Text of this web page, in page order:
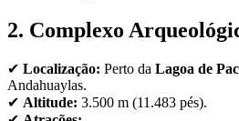
2. Complexo
✔ Localização: Perto da Lagoa de
Andahuaylas.
✔ Altitude: 3.500 m (11.483 pés).